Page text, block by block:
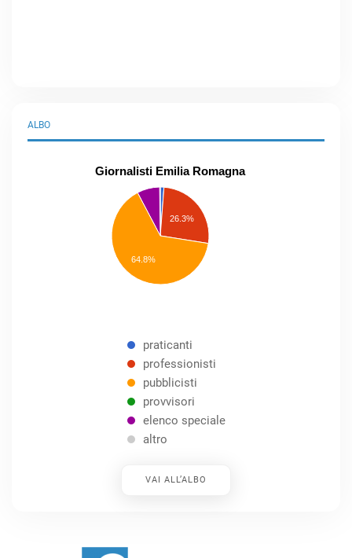
ALBO
Giornalisti Emilia Romagna
26.3%
64.8%
praticanti
professionisti
pubblicisti
provvisori
elenco speciale
altro
VAI ALL’ALBO